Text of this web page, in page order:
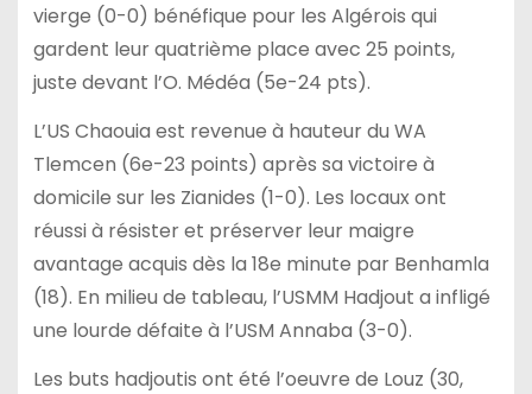
vierge (0-0) bénéfique pour les Algérois qui
gardent leur quatrième place avec 25 points,
juste devant l’O. Médéa (5e-24 pts).
L’US Chaouia est revenue à hauteur du WA
Tlemcen (6e-23 points) après sa victoire à
domicile sur les Zianides (1-0). Les locaux ont
réussi à résister et préserver leur maigre
avantage acquis dès la 18e minute par Benhamla
(18). En milieu de tableau, l’USMM Hadjout a infligé
une lourde défaite à l’USM Annaba (3-0).
Les buts hadjoutis ont été l’oeuvre de Louz (30,